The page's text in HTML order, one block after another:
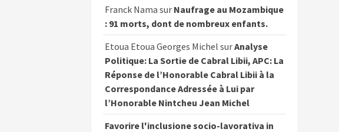
Franck Nama sur Naufrage au Mozambique
: 91 morts, dont de nombreux enfants.
Etoua Etoua Georges Michel surAnalyse
Politique: La Sortie de Cabral Libii, APC: La
Réponse de l’Honorable Cabral Libii à la
Correspondance Adressée à Lui par
l’Honorable Nintcheu Jean Michel
Favorire l'inclusione socio-lavorativa in